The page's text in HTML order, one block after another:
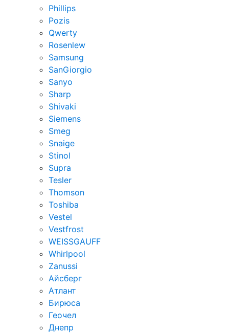
Phillips
Pozis
Qwerty
Rosenlew
Samsung
SanGiorgio
Sanyo
Sharp
Shivaki
Siemens
Smeg
Snaige
Stinol
Supra
Tesler
Thomson
Toshiba
Vestel
Vestfrost
WEISSGAUFF
Whirlpool
Zanussi
Айсберг
Атлант
Бирюса
Геочел
Днепр